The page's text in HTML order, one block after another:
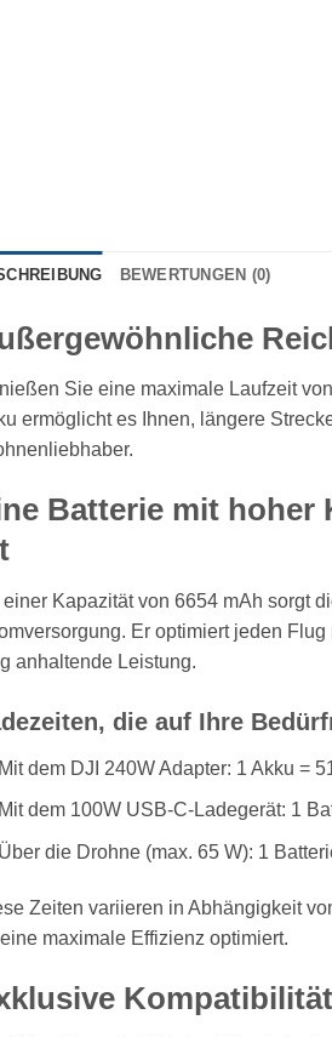
BEWERTUNGEN (0)
Sie eine maximale Laufzeit
ermöglicht es Ihnen, längere
Batterie mit hoher
einer Kapazität von 6654 mAh sorgt
Er optimiert jeden
anhaltende Leistung.
die auf Ihre
dem DJI 240W Adapter: 1 Akku =
dem 100W USB-C-Ladegerät: 1
die Drohne (max. 65 W): 1
Zeiten variieren in Abhängigkeit
maximale Effizienz optimiert.